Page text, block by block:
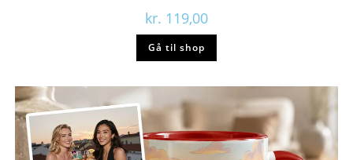
kr. 119,00
Gå til shop